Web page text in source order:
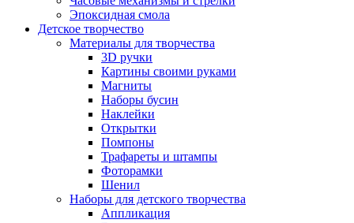
Эпоксидная смола
Детское творчество
Материалы для творчества
3D ручки
Картины своими руками
Магниты
Наборы бусин
Наклейки
Открытки
Помпоны
Трафареты и штампы
Фоторамки
Шенил
Наборы для детского творчества
Аппликация